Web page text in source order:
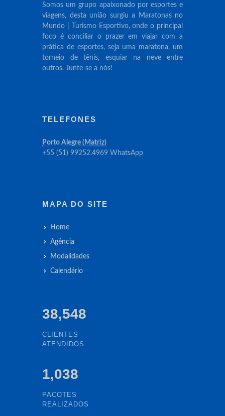
Somos um grupo apaixonado por esportes e
viagens, desta união surgiu a Maratonas no
Mundo | Turismo Esportivo, onde o principal
foco é conciliar o prazer em viajar com a
prática de esportes, seja uma maratona, um
torneio de tênis, esquiar na neve entre
outros. Junte-se a nós!
TELEFONES
Porto Alegre (Matriz)
+55 (51) 99252.4969 WhatsApp
MAPA DO SITE
Home
Agência
Modalidades
Calendário
38,548
CLIENTES
ATENDIDOS
1,038
PACOTES
REALIZADOS